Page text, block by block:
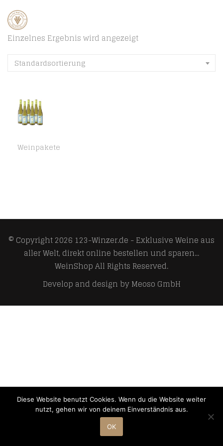
Einzelnes Ergebnis wird angezeigt
Standardsortierung
Weinpakete
© Copyright 2026 123-Winzer.de - Exklusive Weine aus
aller Welt, direkt online bestellen und sparen...
WeinShopAll Rights Reserved.
Develop and design byMeoso GmbH
Diese Website benutzt Cookies. Wenn du die Website weiter
nutzt, gehen wir von deinem Einverständnis aus.
OK